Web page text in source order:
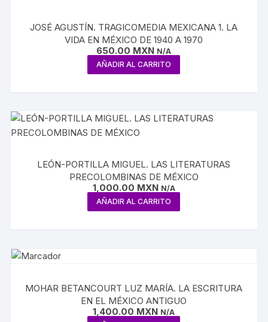
JOSÉ AGUSTÍN. TRAGICOMEDIA MEXICANA 1. LA
VIDA EN MÉXICO DE 1940 A 1970
650.00 MXN N/A
AÑADIR AL CARRITO
LEÓN-PORTILLA MIGUEL. LAS LITERATURAS
PRECOLOMBINAS DE MÉXICO
1,000.00 MXN N/A
AÑADIR AL CARRITO
MOHAR BETANCOURT LUZ MARÍA. LA ESCRITURA
EN EL MÉXICO ANTIGUO
1,400.00 MXN N/A